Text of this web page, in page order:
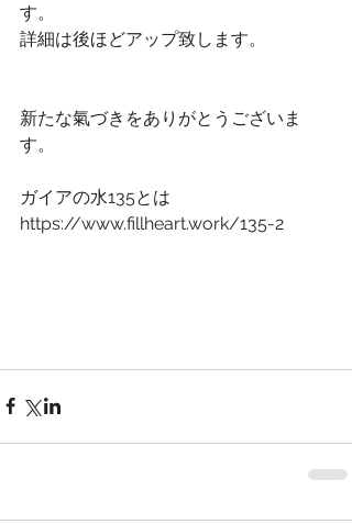
す。
詳細は後ほどアップ致します。
新たな氣づきをありがとうございま
す。
ガイアの水135とは
https://www.fillheart.work/135-2